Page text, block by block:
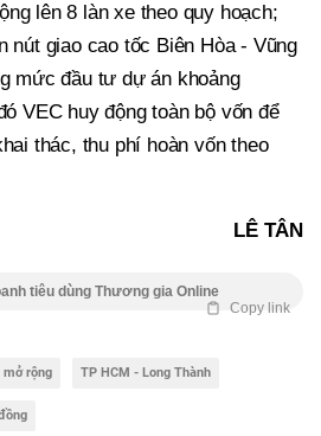
lên 8 làn xe theo quy hoạch;
nút giao cao tốc Biên Hòa - Vũng
mức đầu tư dự án khoảng
VEC huy động toàn bộ vốn để
thác, thu phí hoàn vốn theo
LÊ TÂN
tiêu dùng Thương gia Online
Copy link
mở rộng TP HCM - Long Thành